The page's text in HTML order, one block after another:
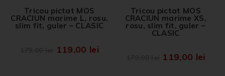
Tricou pictat MOS
CRACIUN marime L, rosu,
slim fit, guler – CLASIC
119,00 lei
Tricou pictat MOS
CRACIUN marime XS,
rosu, slim fit, guler –
CLASIC
119,00 lei